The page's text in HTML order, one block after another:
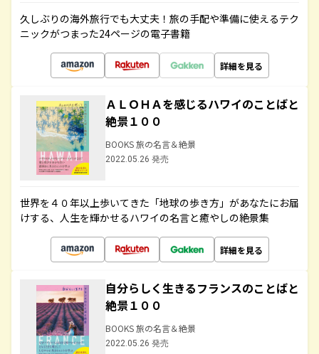
久しぶりの海外旅行でも大丈夫！旅の手配や準備に使えるテク
ニックがつまった24ページの電子書籍
詳細を見る
ＡＬＯＨＡを感じるハワイのことばと
絶景１００
BOOKS 旅の名言＆絶景
2022.05.26 発売
世界を４０年以上歩いてきた「地球の歩き方」があなたにお届
けする、人生を輝かせるハワイの名言と癒やしの絶景集
詳細を見る
自分らしく生きるフランスのことばと
絶景１００
BOOKS 旅の名言＆絶景
2022.05.26 発売